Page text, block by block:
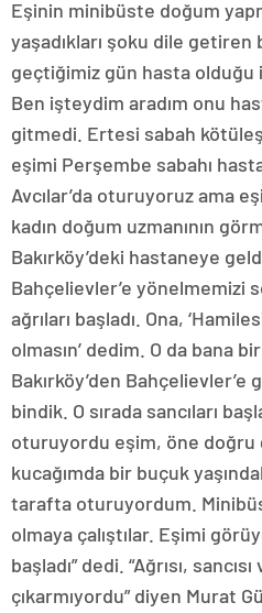
Eşinin minibüste doğum
yaşadıkları şoku dile getiren
geçtiğimiz gün hasta
Ben işteydim aradım onu
gitmedi. Ertesi sabah
eşimi Perşembe sabahı
Avcılar’da oturuyoruz ama
kadın doğum uzmanının
Bakırköy’deki hastaneye
Bahçelievler’e yönelmemizi
ağrıları başladı. Ona,
olmasın’ dedim. O da bana
Bakırköy’den
bindik. O sırada sancıları
oturuyordu eşim, öne doğru
kucağımda bir buçuk
tarafta oturuyordum.
olmaya çalıştılar. Eşimi
başladı” dedi. “Ağrısı,
çıkarmıyordu” diyen Murat